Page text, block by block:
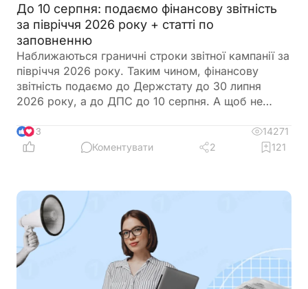
До 10 серпня: подаємо фінансову звітність
за півріччя 2026 року + статті по
заповненню
Наближаються граничні строки звітної кампанії за
півріччя 2026 року. Таким чином, фінансову
звітність подаємо до Держстату до 30 липня
2026 року, а до ДПС до 10 серпня. А щоб не
одному місці
13
14271
Коментувати
2 121